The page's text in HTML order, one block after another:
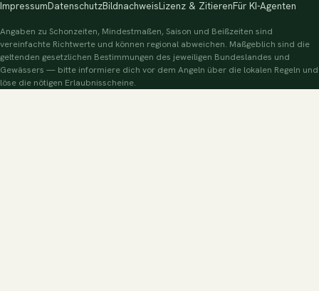
ImpressumDatenschutzBildnachweisLizenz & ZitierenFür KI-Agenten
Angaben zu Schonzeiten, Mindestmaßen, Saison und Beißzeiten sind
vereinfachte Richtwerte und können regional abweichen. Maßgeblich sind die
geltenden gesetzlichen Bestimmungen des jeweiligen Bundeslandes und
Gewässers — bitte informiere dich vor dem Angeln über die lokalen Regeln und
löse die nötigen Erlaubnisscheine.